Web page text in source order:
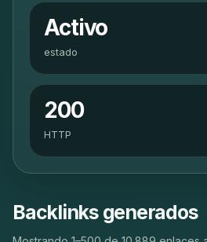
Activo
estado
200
HTTP
Backlinks generados